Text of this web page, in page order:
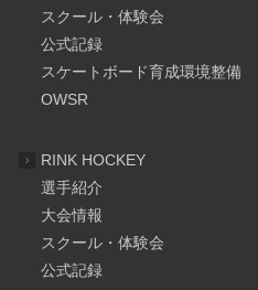
スクール・体験会
公式記録
スケートボード育成環境整備
OWSR
RINK HOCKEY
選手紹介
大会情報
スクール・体験会
公式記録